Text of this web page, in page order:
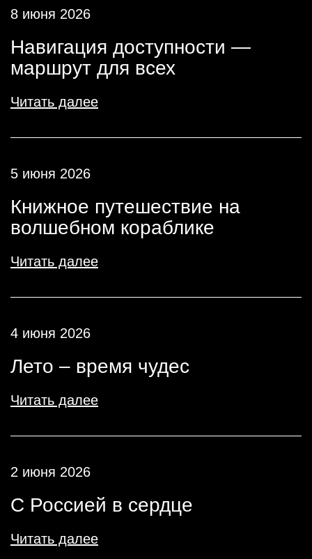
8 июня 2026
Навигация доступности —
маршрут для всех
Читать далее
5 июня 2026
Книжное путешествие на
волшебном кораблике
Читать далее
4 июня 2026
Лето – время чудес
Читать далее
2 июня 2026
С Россией в сердце
Читать далее